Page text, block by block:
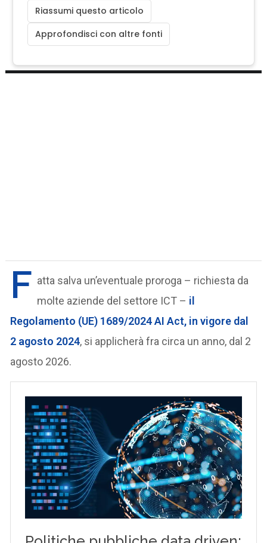
Riassumi questo articolo
Approfondisci con altre fonti
F atta salva un’eventuale proroga – richiesta da
molte aziende del settore ICT – il
Regolamento (UE) 1689/2024 AI Act, in vigore dal
2 agosto 2024, si applicherà fra circa un anno, dal 2
agosto 2026.